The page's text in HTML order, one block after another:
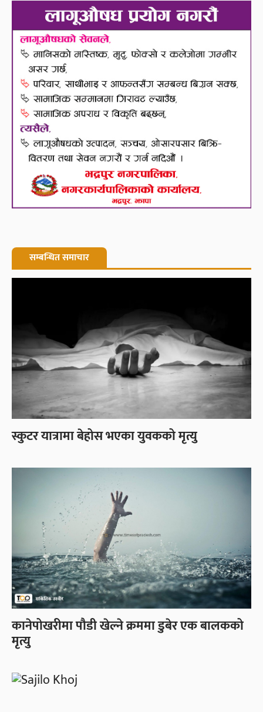
सम्बन्धित समाचार
स्कुटर यात्रामा बेहोस भएका युवकको मृत्यु
कानेपोखरीमा पौडी खेल्ने क्रममा डुबेर एक बालकको
मृत्यु